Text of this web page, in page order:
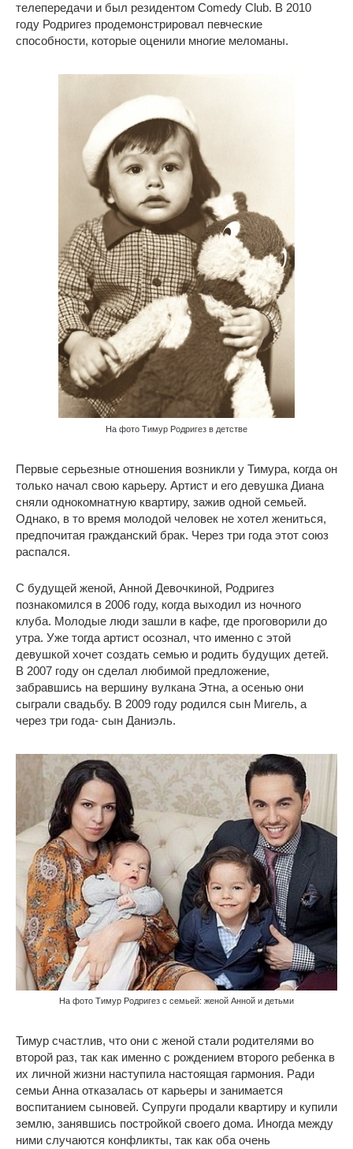
телепередачи и был резидентом Comedy Сlub. В 2010
году Родригез продемонстрировал певческие
способности, которые оценили многие меломаны.
На фото Тимур Родригез в детстве
Первые серьезные отношения возникли у Тимура, когда он
только начал свою карьеру. Артист и его девушка Диана
сняли однокомнатную квартиру, зажив одной семьей.
Однако, в то время молодой человек не хотел жениться,
предпочитая гражданский брак. Через три года этот союз
распался.
С будущей женой, Анной Девочкиной, Родригез
познакомился в 2006 году, когда выходил из ночного
клуба. Молодые люди зашли в кафе, где проговорили до
утра. Уже тогда артист осознал, что именно с этой
девушкой хочет создать семью и родить будущих детей.
В 2007 году он сделал любимой предложение,
забравшись на вершину вулкана Этна, а осенью они
сыграли свадьбу. В 2009 году родился сын Мигель, а
через три года- сын Даниэль.
На фото Тимур Родригез с семьей: женой Анной и детьми
Тимур счастлив, что они с женой стали родителями во
второй раз, так как именно с рождением второго ребенка в
их личной жизни наступила настоящая гармония. Ради
семьи Анна отказалась от карьеры и занимается
воспитанием сыновей. Супруги продали квартиру и купили
землю, занявшись постройкой своего дома. Иногда между
ними случаются конфликты, так как оба очень